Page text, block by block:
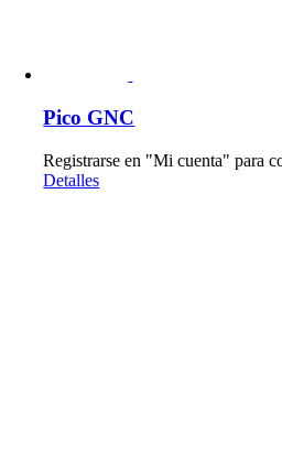
Pico GNC
Registrarse en "Mi cuenta" para
Detalles